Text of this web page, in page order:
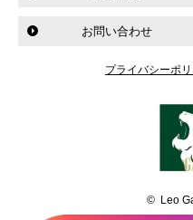
お問い合わせ
プライバシーポ
© Leo